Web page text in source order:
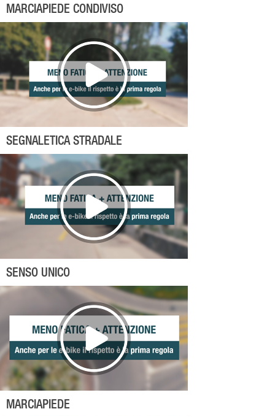
MARCIAPIEDE CONDIVISO
SEGNALETICA STRADALE
SENSO UNICO
MARCIAPIEDE